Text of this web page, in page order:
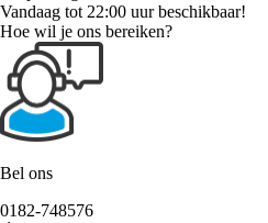
Vandaag tot 22:00 uur beschikbaar!
Hoe wil je ons bereiken?
Bel ons
0182-748576